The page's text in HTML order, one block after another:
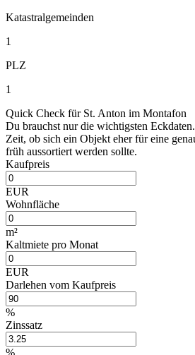
Katastralgemeinden
1
PLZ
1
Quick Check für St. Anton im Montafon
Du brauchst nur die wichtigsten
Zeit, ob sich ein Objekt eher für eine
früh aussortiert werden sollte.
Kaufpreis
EUR
Wohnfläche
m²
Kaltmiete pro Monat
EUR
Darlehen vom Kaufpreis
%
Zinssatz
%